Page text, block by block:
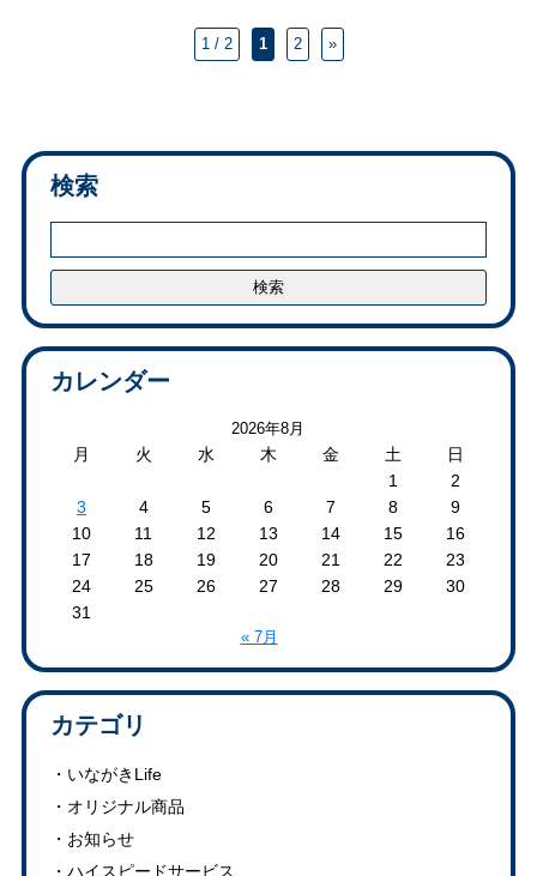
1 / 2 1 2 »
検索
カレンダー
2026年8月
月 火 水 木 金 土
日
1
2
3
4 5 6 7 8
9
10
11 12 13 14 15
16
17
18 19 20 21 22
23
24
25 26 27 28 29
30
31
« 7月
カテゴリ
いながきLife
オリジナル商品
お知らせ
ハイスピードサービス